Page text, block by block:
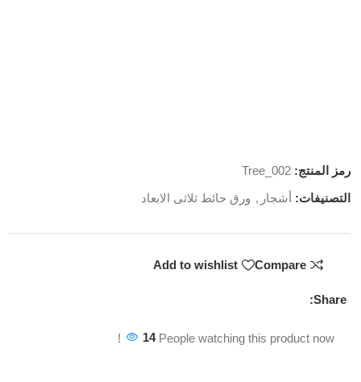
رمز المنتج:Tree_002
التصنيفات: أشجار , ورق حائط ثلاثى الابعاد
Compare
Add to wishlist
Share:
14 People watching this product now!